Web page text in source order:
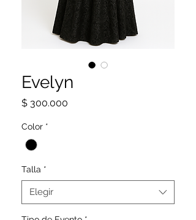
Evelyn
$ 300.000
Color *
Talla *
Elegir